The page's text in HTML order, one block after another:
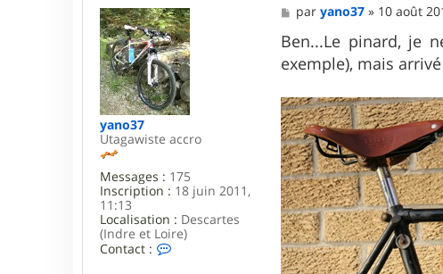
j
o
d
a
s
s
i
n
yano37
Utagawiste accro
Messages : 175
Inscription : 18 juin 2011,
11:13
Localisation : Descartes
(Indre et Loire)
Contact :
M
e
s
s
a
e
paryano37 » 10 août
Ben...Le pinard, je
exemple), mais